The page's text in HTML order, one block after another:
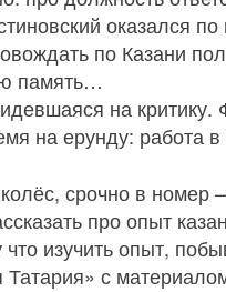
оказался
по Казани
память…
на
на ерунду: работа
срочно в
про опыт
изучить опыт,
с